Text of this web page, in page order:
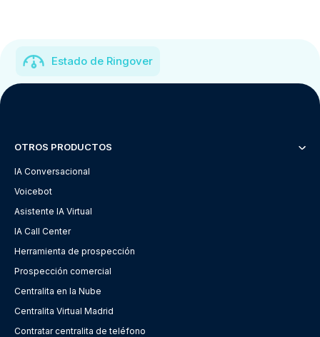
Estado de Ringover
OTROS PRODUCTOS
IA Conversacional
Voicebot
Asistente IA Virtual
IA Call Center
Herramienta de prospección
Prospección comercial
Centralita en la Nube
Centralita Virtual Madrid
Contratar centralita de teléfono